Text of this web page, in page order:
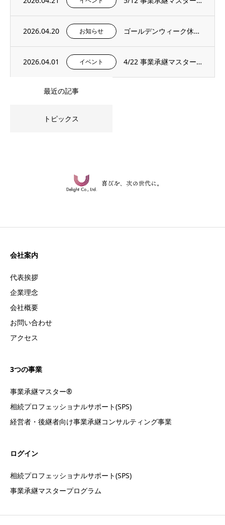
2026.04.20 お知らせ ゴールデンウィーク休暇のお知らせ
2026.04.01 イベント 4/22 事業承継マスタープログラムプレセミナー＆説明会を開催いたします。
最近の記事
トピックス
会社案内
代表挨拶
企業理念
会社概要
お問い合わせ
アクセス
3つの事業
事業承継マスター®
相続プロフェッショナルサポート(SPS)
経営者・後継者向け事業承継コンサルティング事業
ログイン
相続プロフェッショナルサポート(SPS)
事業承継マスタープログラム